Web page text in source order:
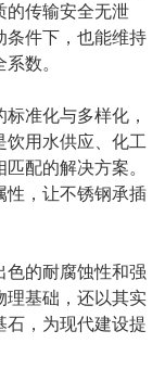
的传输安全无泄
条件下，也能维持
数。
准化与多样化，
饮用水供应、化工
配的解决方案。
性，让不锈钢承插
色的耐腐蚀性和强
理基础，还以其实
石，为现代建设提